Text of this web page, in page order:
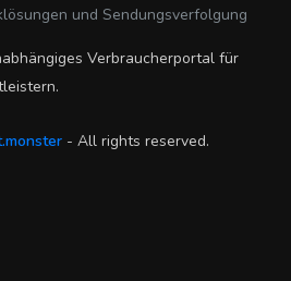
und Sendungsverfolgung
Verbraucherportal für
- All rights reserved.